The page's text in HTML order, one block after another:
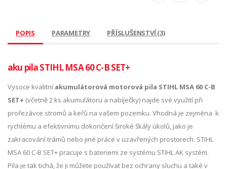
POPIS PARAMETRY PŘÍSLUŠENSTVÍ (3)
aku pila STIHL MSA 60 C-B SET+
Vysoce kvalitní akumulátorová motorová pila STIHL MSA 60 C-B
SET+ (včetně 2 ks akumulátoru a nabíječky) najde své využití při
prořezávce stromů a keřů na vašem pozemku. Vhodná je zejména k
rychlému a efektivnímu dokončení široké škály úkolů, jako je
zakracování trámů nebo jiné práce v uzavřených prostorech. STIHL
MSA 60 C-B SET+ pracuje s bateriemi ze systému STIHL AK systém.
Pila je tak tichá, že ji můžete používat bez ochrany sluchu a také v